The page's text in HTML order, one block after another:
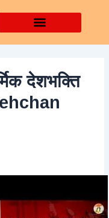
देशभक्ति